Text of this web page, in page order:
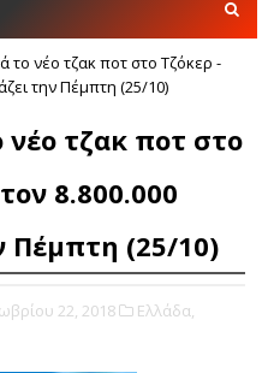
το νέο τζακ ποτ στο Τζόκερ -
την Πέμπτη (25/10)
νέο τζακ ποτ στο
8.800.000
Πέμπτη (25/10)
22, 2018 Ελλάδα,